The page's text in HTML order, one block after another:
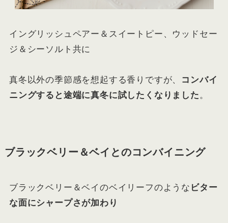
イングリッシュペアー＆スイートピー、ウッドセー
ジ＆シーソルト共に
真冬以外の季節感を想起する香りですが、 コンバイ
ニングすると途端に真冬に試したくなりました。
ブラックベリー＆ベイとのコンバイニング
ブラックベリー＆ベイのベイリーフのような ビター
な面にシャープさが加わり